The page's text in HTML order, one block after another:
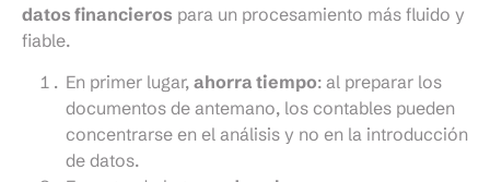
datos financieros para un procesamiento más fluido y
fiable.
En primer lugar, ahorra tiempo: al preparar los
documentos de antemano, los contables pueden
concentrarse en el análisis y no en la introducción
de datos.